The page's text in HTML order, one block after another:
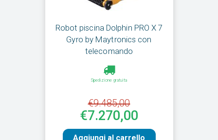
Robot piscina Dolphin PRO X 7
Gyro by Maytronics con
telecomando
Spedizione gratuita
€9.485,00
€7.270,00
Aggiungi al carrello